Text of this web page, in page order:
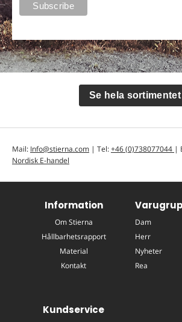
Se hela sortimentet
Mail: Info@stierna.com | Tel:+46 (0)738077044 |
Nordisk E-handel
Information
Om Stierna
Hållbarhetsrapport
Material
Kontakt
Dam
Herr
Nyheter
Rea
Kundservice